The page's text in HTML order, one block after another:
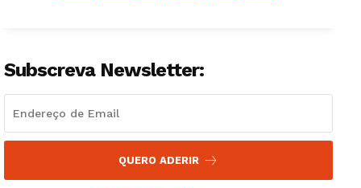
Subscreva Newsletter:
QUERO ADERIR